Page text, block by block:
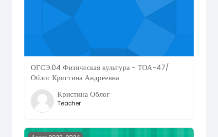
ОГСЭ.04 Физическая культура - ТОА-47/
Облог Кристина Андреевна
Кристина Облог
Teacher